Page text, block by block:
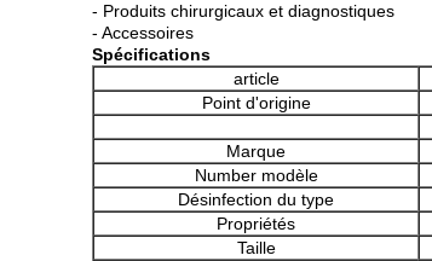
- Produits chirurgicaux et diagnostiques
- Accessoires
Spécifications
article
Point d'origine
Marque
Number modèle
Désinfection du type
Propriétés
Taille